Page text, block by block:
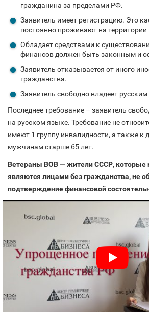
гражданина за пределами РФ.
Заявитель имеет регистрацию. Это
постоянно проживают на территории
Обладает средствами к
финансов должен быть законным и
Заявитель отказывается от иного
гражданства.
Заявитель свободно владеет
Последнее требование – заявитель
на русском языке. Требование не
имеют 1 группу инвалидности, а также к
мужчинам старше 65 лет.
Ветераны ВОВ — жители СССР, которые
являются лицами без гражданства, не
подтверждение финансовой